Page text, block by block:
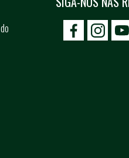
icon-facebook
icon-